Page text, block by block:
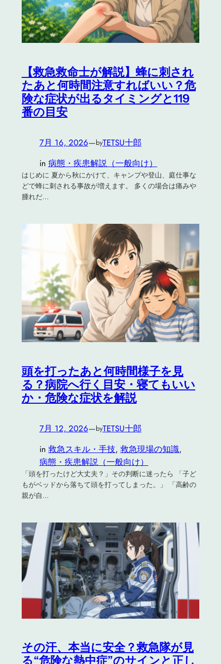
【救急救命士が解説】蜂に刺され
たあと何時間注意すればいい？危
険な症状が出るタイミングと119
番の目安
7月 16, 2026—byTETSU十郎
in 病態・疾患解説（一般向け）
はじめに 夏から秋にかけて、キャンプや登山、庭仕事な
どで蜂に刺される事故が増えます。 多くの場合は痛みや
腫れだ…
頭を打ったあと何時間様子を見
る？病院へ行く目安・寝てもいい
か・危険な症状を解説
7月 12, 2026—byTETSU十郎
in 救急スキル・手技, 救急現場の知識
病態・疾患解説（一般向け）
「頭を打ったけど大丈夫？」その判断に迷ったら 「子ど
もがベッドから落ちて頭を打ってしまった。」 「高齢の
親が自…
その汗、本当に安全？救急隊が見
る“危険な熱中症”のサインと正し